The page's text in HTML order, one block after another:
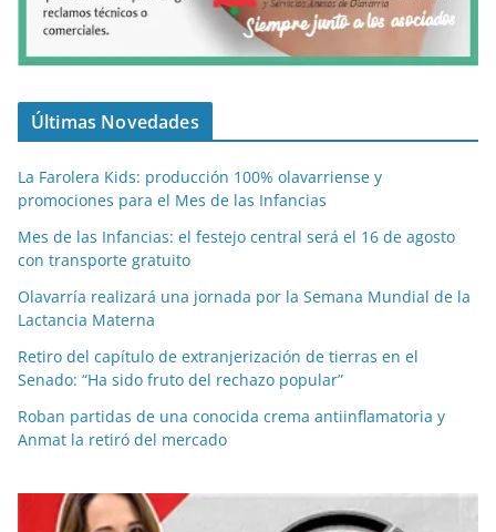
Últimas Novedades
La Farolera Kids: producción 100% olavarriense y
promociones para el Mes de las Infancias
Mes de las Infancias: el festejo central será el 16 de agosto
con transporte gratuito
Olavarría realizará una jornada por la Semana Mundial de la
Lactancia Materna
Retiro del capítulo de extranjerización de tierras en el
Senado: “Ha sido fruto del rechazo popular”
Roban partidas de una conocida crema antiinflamatoria y
Anmat la retiró del mercado